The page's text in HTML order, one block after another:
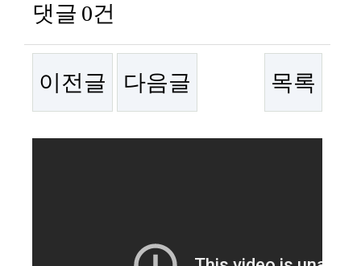
댓글 0건
이전글 다음글 목록